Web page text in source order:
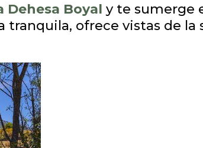
Dehesa Boyal y te sumerge
tranquila, ofrece vistas de la